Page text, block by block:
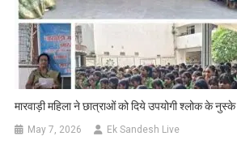
मारवाड़ी महिला ने छात्राओं को दिये उपयोगी श्लोक के नुस्के
May 7, 2026 Ek Sandesh Live